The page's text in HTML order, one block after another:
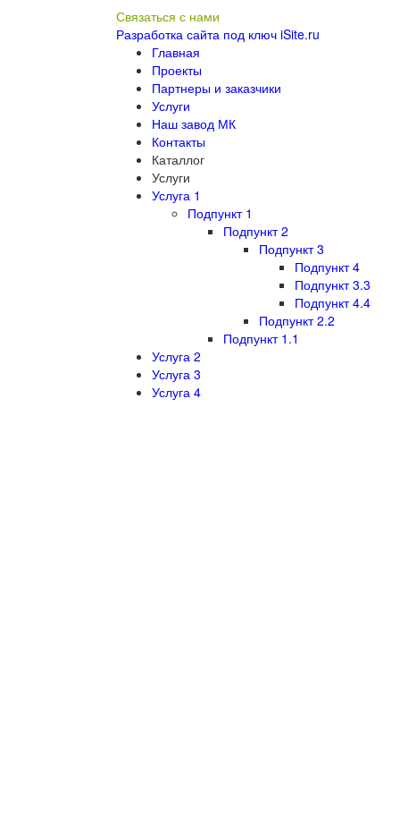
Связаться с нами
Разработка сайта под ключ iSite.ru
Главная
Проекты
Партнеры и заказчики
Услуги
Наш завод МК
Контакты
Каталлог
Услуги
Услуга 1
Подпункт 1
Подпункт 2
Подпункт 3
Подпункт 4
Подпункт 3.3
Подпункт 4.4
Подпункт 2.2
Подпункт 1.1
Услуга 2
Услуга 3
Услуга 4